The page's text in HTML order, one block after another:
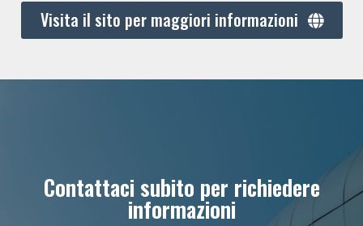
Visita il sito per maggiori informazioni
Contattaci subito per richiedere
informazioni